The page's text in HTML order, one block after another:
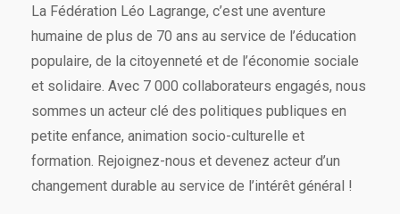
La Fédération Léo Lagrange, c’est une aventure
humaine de plus de 70 ans au service de l’éducation
populaire, de la citoyenneté et de l’économie sociale
et solidaire. Avec 7 000 collaborateurs engagés, nous
sommes un acteur clé des politiques publiques en
petite enfance, animation socio-culturelle et
formation. Rejoignez-nous et devenez acteur d’un
changement durable au service de l’intérêt général !